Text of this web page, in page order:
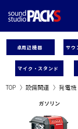
卓周辺機器
マイク・スタンド
サウ
TOP 〉 設備関連 〉 発電機
ガソリン